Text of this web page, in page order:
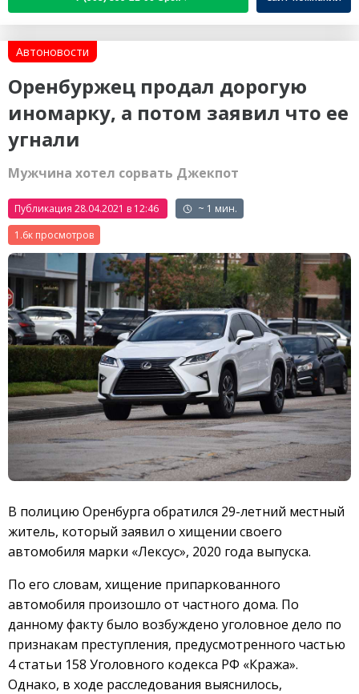
Автоновости
Оренбуржец продал дорогую
иномарку, а потом заявил что ее
угнали
Мужчина хотел сорвать Джекпот
Публикация 28.04.2021 в 12:46
~ 1 мин.
1.6к
В полицию Оренбурга обратился 29-летний местный
житель, который заявил о хищении своего
автомобиля марки «Лексус», 2020 года выпуска.
По его словам, хищение припаркованного
автомобиля произошло от частного дома. По
данному факту было возбуждено уголовное дело по
признакам преступления, предусмотренного частью
4 статьи 158 Уголовного кодекса РФ «Кража».
Однако, в ходе расследования выяснилось,